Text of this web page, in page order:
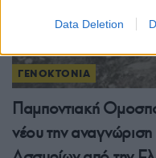
Data Deletion
ΓΕΝΟΚΤΟΝΙΑ
Παμποντιακή
νέου την αναγνώριση